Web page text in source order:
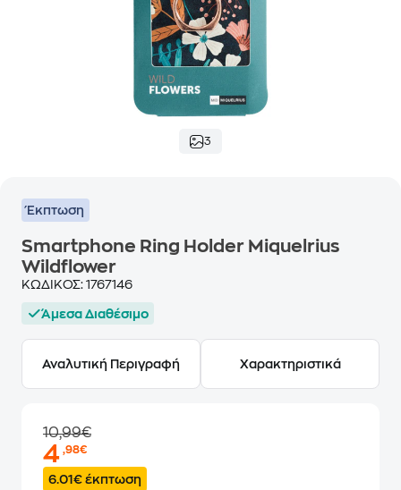
3
Έκπτωση
Smartphone Ring Holder Miquelrius
Wildflower
ΚΩΔΙΚΟΣ: 1767146
Άμεσα Διαθέσιμο
Αναλυτική Περιγραφή Χαρακτηριστικά
10,99€
4,98€
6.01€ έκπτωση